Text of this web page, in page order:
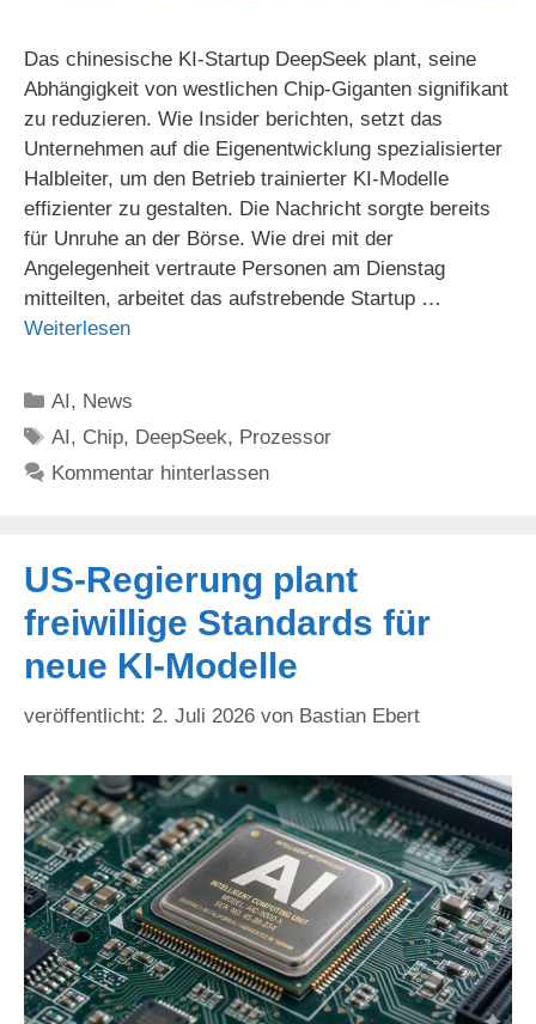
Das chinesische KI-Startup DeepSeek plant, seine
Abhängigkeit von westlichen Chip-Giganten signifikant
zu reduzieren. Wie Insider berichten, setzt das
Unternehmen auf die Eigenentwicklung spezialisierter
Halbleiter, um den Betrieb trainierter KI-Modelle
effizienter zu gestalten. Die Nachricht sorgte bereits
für Unruhe an der Börse. Wie drei mit der
Angelegenheit vertraute Personen am Dienstag
mitteilten, arbeitet das aufstrebende Startup …
Weiterlesen
Kategorien
AI , News
Schlagwörter
AI , Chip, DeepSeek, Prozessor
Kommentar hinterlassen
US-Regierung plant
freiwillige Standards für
neue KI-Modelle
2. Juli 2026 von Bastian Ebert